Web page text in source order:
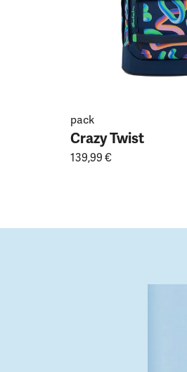
pack
Crazy Twist
139,99 €